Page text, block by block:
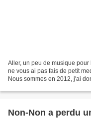
Aller, un peu de musique
ne vous ai pas fais de petit
Nous sommes en 2012, j'ai
Non-Non a perdu